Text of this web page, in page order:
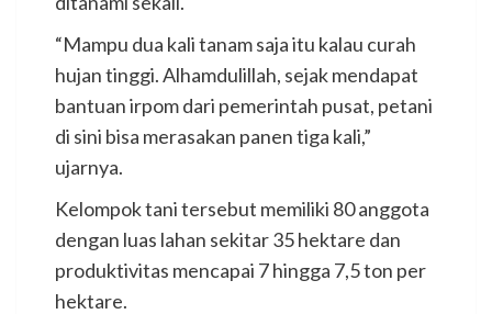
“Mampu dua kali tanam saja itu kalau curah
hujan tinggi. Alhamdulillah, sejak mendapat
bantuan irpom dari pemerintah pusat, petani
di sini bisa merasakan panen tiga kali,”
ujarnya.
Kelompok tani tersebut memiliki 80 anggota
dengan luas lahan sekitar 35 hektare dan
produktivitas mencapai 7 hingga 7,5 ton per
hektare.